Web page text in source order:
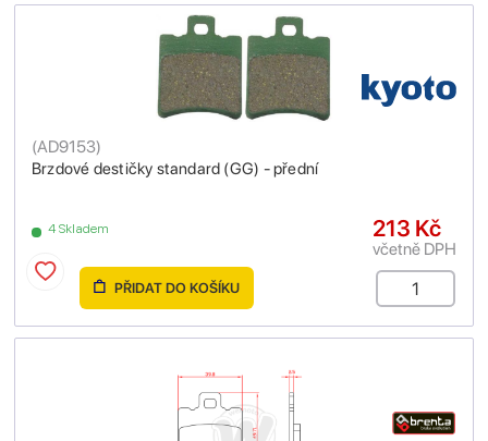
Brzdové destičky standard (GG) - přední
(AD9153)
4 Skladem 213 Kč
včetně DPH
PŘIDAT DO KOŠÍKU